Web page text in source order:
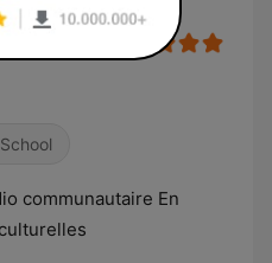
communautaire En